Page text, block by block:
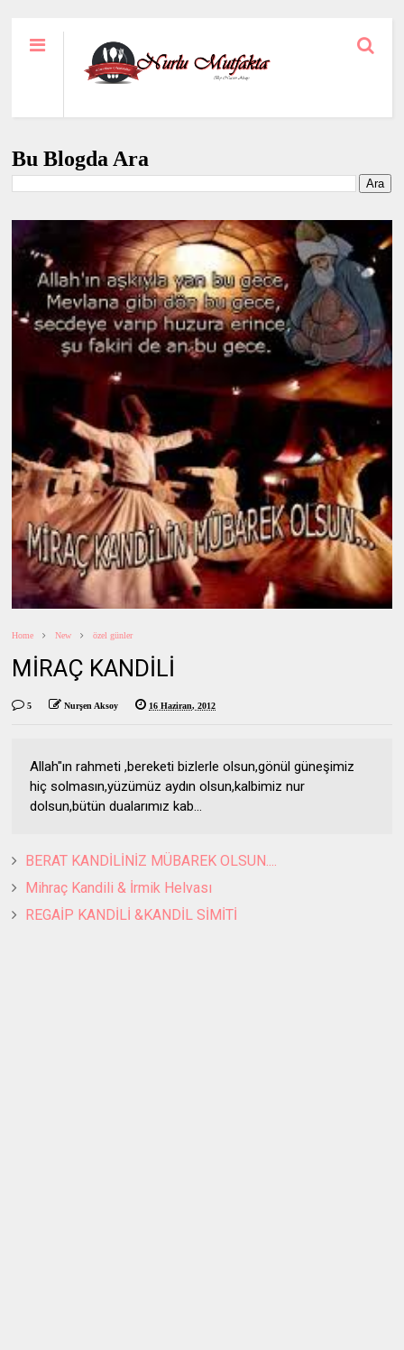
Bu Blogda Ara
Home New özel günler
MİRAÇ KANDİLİ
5 Nurşen Aksoy 16 Haziran, 2012
Allah"ın rahmeti ,bereketi bizlerle olsun,gönül güneşimiz
hiç solmasın,yüzümüz aydın olsun,kalbimiz nur
dolsun,bütün dualarımız kab...
BERAT KANDİLİNİZ MÜBAREK OLSUN....
Mihraç Kandili & İrmik Helvası
REGAİP KANDİLİ &KANDİL SİMİTİ